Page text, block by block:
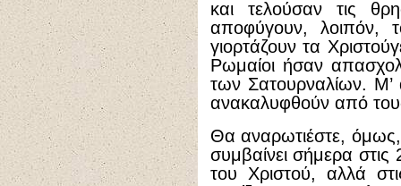
και τελούσαν τις
αποφύγουν, λοιπόν,
γιορτάζουν τα
Ρωμαίοι ήσαν
των Σατουρναλίων. Μ’
ανακαλυφθούν από
Θα αναρωτιέστε, όμως,
συμβαίνει σήμερα
του Χριστού, αλλά